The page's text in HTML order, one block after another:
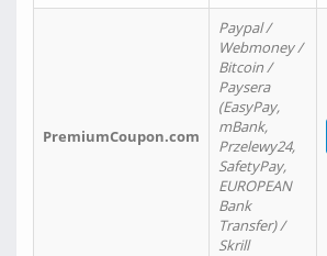
PremiumCoupon.com
Paypal /
Webmoney /
Bitcoin /
Paysera
(EasyPay,
mBank,
Przelewy24,
SafetyPay,
EUROPEAN
Bank
Transfer) /
Skrill